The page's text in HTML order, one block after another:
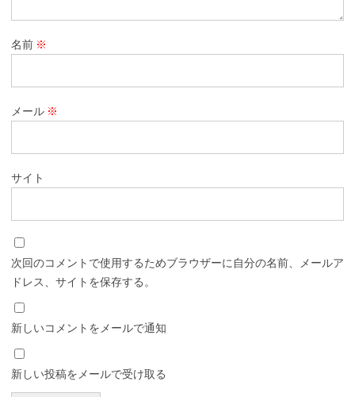
名前 ※
メール ※
サイト
次回のコメントで使用するためブラウザーに自分の名前、メールア
ドレス、サイトを保存する。
新しいコメントをメールで通知
新しい投稿をメールで受け取る